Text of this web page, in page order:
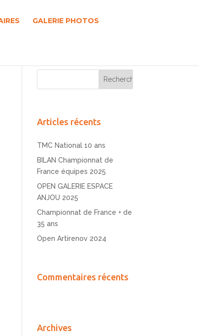
GALERIE PHOTOS
Articles récents
TMC National 10 ans
BILAN Championnat de
France équipes 2025
OPEN GALERIE ESPACE
ANJOU 2025
Championnat de France + de
35 ans
Open Artirenov 2024
Commentaires récents
Archives